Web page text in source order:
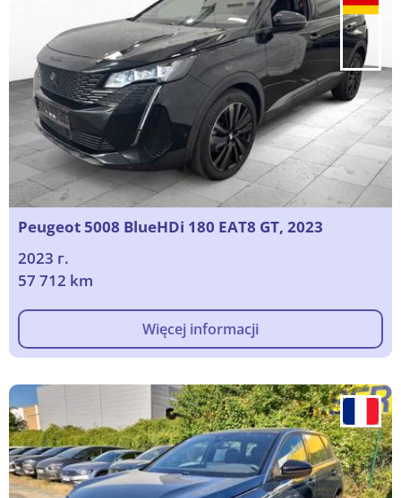
Peugeot 5008 BlueHDi 180 EAT8 GT, 2023
2023 г.
57 712 km
Więcej informacji